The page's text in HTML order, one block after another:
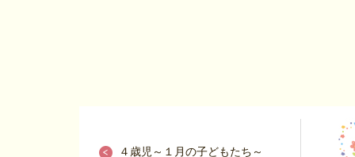
４歳児～１月の子どもたち～